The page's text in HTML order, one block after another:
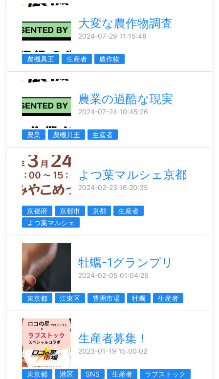
大変な農作物調査
2024-07-29 11:15:48
農機具王 生産者 農作物
農業の過酷な現実
2024-07-24 10:45:26
農業 農機具王 生産者
よつ葉マルシェ京都
2024-02-23 16:20:35
京都府 京都市 京都
生産者
よつ葉マルシェ
牡蠣-1グランプリ
2024-02-05 01:04:26
東京都 江東区 豊洲市場 牡蠣 生産者
生産者募集！
2023-01-19 15:00:02
東京都 港区 SNS 生産者 ラブストック